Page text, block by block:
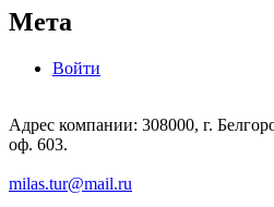
Мета
Войти
Адрес компании: 308000, г.
оф. 603.
milas.tur@mail.ru